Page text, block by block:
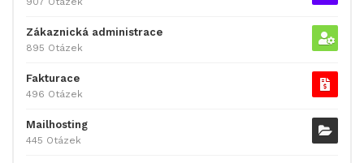
Zákaznická administrace
895 Otázek
Fakturace
496 Otázek
Mailhosting
445 Otázek